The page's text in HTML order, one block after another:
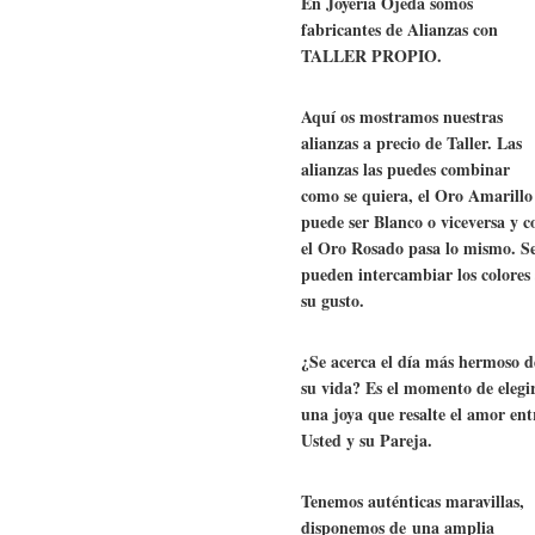
fabricantes de Alianzas con
TALLER PROPIO.
Aquí os mostramos nuestras
alianzas a precio de Taller. Las
alianzas las puedes combinar
como se quiera, el Oro Amarillo
puede ser Blanco o viceversa y
el Oro Rosado pasa lo mismo.
pueden intercambiar los colores
su gusto.
¿Se acerca el día más hermoso
su vida? Es el momento de
una joya que resalte el amor
Usted y su Pareja.
Tenemos auténticas maravillas,
disponemos de una amplia